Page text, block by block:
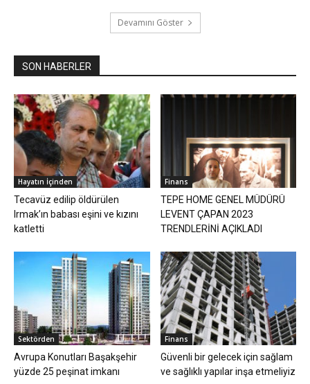
Devamını Göster
SON HABERLER
Hayatın İçinden
Tecavüz edilip öldürülen
Irmak’ın babası eşini ve kızını
katletti
Finans
TEPE HOME GENEL MÜDÜRÜ
LEVENT ÇAPAN 2023
TRENDLERİNİ AÇIKLADI
Sektörden
Avrupa Konutları Başakşehir
yüzde 25 peşinat imkanı
Finans
Güvenli bir gelecek için sağlam
ve sağlıklı yapılar inşa etmeliyiz